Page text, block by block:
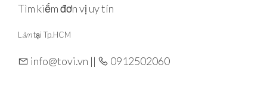
Skip
content
Tìm kiếm đơn vị uy tín
L àmtại Tp.HCM
info@tovi.vn || 0912502060